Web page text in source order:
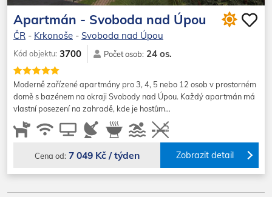
Apartmán - Svoboda nad Úpou
ČR - Krkonoše - Svoboda nad Úpou
Kód objektu: 3700 Počet osob: 24 os.
Moderně zařízené apartmány pro 3, 4, 5 nebo 12 osob v prostorném
domě s bazénem na okraji Svobody nad Úpou. Každý apartmán má
vlastní posezení na zahradě, kde je hostům…
Cena od: 7 049 Kč / týden Zobrazit detail